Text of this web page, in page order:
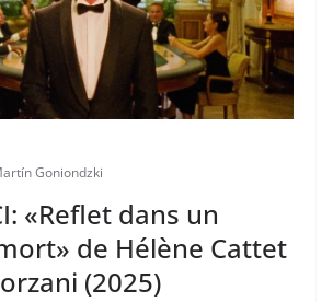
Goniondzki
«Reflet dans un
de Hélène Cattet
(2025)